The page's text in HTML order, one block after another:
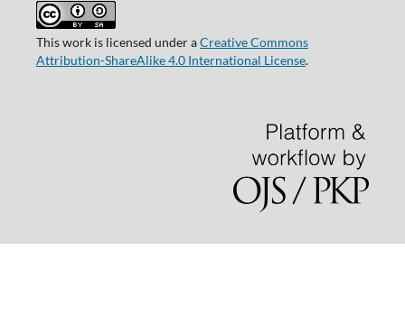
This work is licensed under aCreative Commons
Attribution-ShareAlike 4.0 International License.